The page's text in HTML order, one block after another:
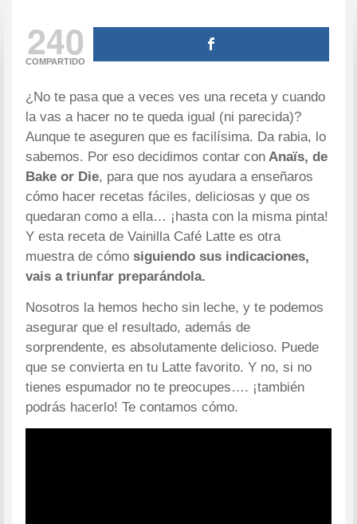
240
COMPARTIDO
¿No te pasa que a veces ves una receta y cuando
la vas a hacer no te queda igual (ni parecida)?
Aunque te aseguren que es facilísima. Da rabia, lo
sabemos. Por eso decidimos contar con Anaïs, de
Bake or Die, para que nos ayudara a enseñaros
cómo hacer recetas fáciles, deliciosas y que os
quedaran como a ella… ¡hasta con la misma pinta!
Y esta receta de Vainilla Café Latte es otra
muestra de cómo siguiendo sus indicaciones,
vais a triunfar preparándola.
Nosotros la hemos hecho sin leche, y te podemos
asegurar que el resultado, además de
sorprendente, es absolutamente delicioso. Puede
que se convierta en tu Latte favorito. Y no, si no
tienes espumador no te preocupes…. ¡también
podrás hacerlo! Te contamos cómo.